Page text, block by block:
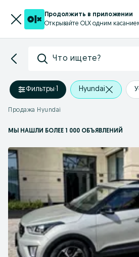
Продолжить в приложении
Открывайте OLX одним
Что ищете?
Фильтры·1 Hyundai
Продажа Hyundai
МЫ НАШЛИ БОЛЕЕ 1 000 ОБЪЯВЛЕНИЙ